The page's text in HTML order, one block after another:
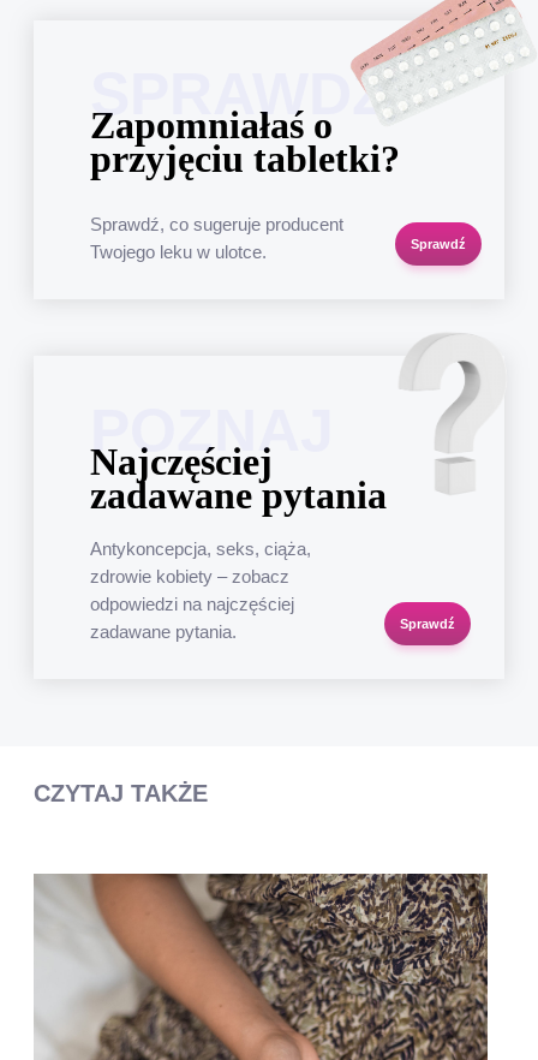
SPRAWDŹ
Zapomniałaś o
przyjęciu tabletki?
Sprawdź, co sugeruje producent
Twojego leku w ulotce.
Sprawdź
POZNAJ
Najczęściej
zadawane pytania
Antykoncepcja, seks, ciąża,
zdrowie kobiety – zobacz
odpowiedzi na najczęściej
zadawane pytania.
Sprawdź
CZYTAJ TAKŻE